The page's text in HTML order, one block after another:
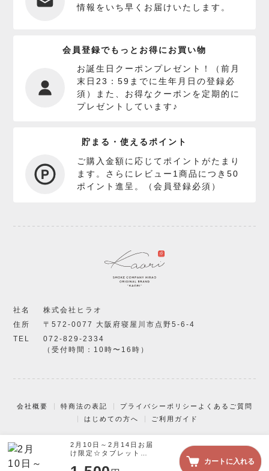
2月10日～2月14日お届
け限定☆タブレットチ
65％（スモークミック
カートに入れる
情報をいち早くお届けいたします。
会員登録でもっとお得にお買い物
お誕生日クーポンプレゼント！（前月
末日23：59までに生年月日の登録必
須）また、お得なクーポンを定期的に
プレゼントしています♪
貯まる・使えるポイント
ご購入金額に応じてポイントがたまり
ます。さらにレビュー1商品につき50
ポイント進呈。（会員登録必須）
社名
株式会社ヒラオ
住所
〒572-0077 大阪府寝屋川市点野5-6-4
TEL
072-829-2334
（受付時間：10時〜16時）
会社概要 特商法の表記 プライバシーポリシー よくあるご質問
はじめての方へ
ご利用ガイド
© KAORI, All Rights Reserved.